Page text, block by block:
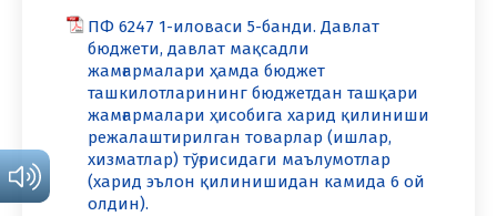
ПФ 6247 1-иловаси 5-банди. Давлат
бюджети, давлат мақсадли
жамғармалари ҳамда бюджет
ташкилотларининг бюджетдан ташқари
жамғармалари ҳисобига харид қилиниши
режалаштирилган товарлар (ишлар,
хизматлар) тўғрисидаги маълумотлар
(харид эълон қилинишидан камида 6 ой
олдин).